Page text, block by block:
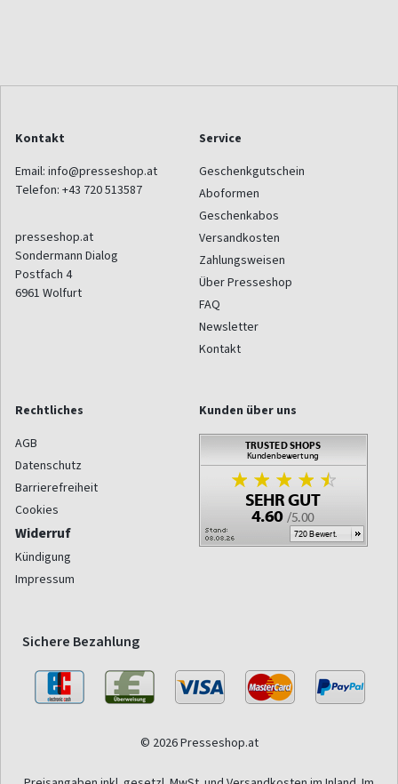
Kontakt
Email: info@presseshop.at
Telefon: +43 720 513587
presseshop.at
Sondermann Dialog
Postfach 4
6961 Wolfurt
Service
Geschenkgutschein
Aboformen
Geschenkabos
Versandkosten
Zahlungsweisen
Über Presseshop
FAQ
Newsletter
Kontakt
Rechtliches
AGB
Datenschutz
Barrierefreiheit
Cookies
Widerruf
Kündigung
Impressum
Kunden über uns
Sichere Bezahlung
© 2026 Presseshop.at